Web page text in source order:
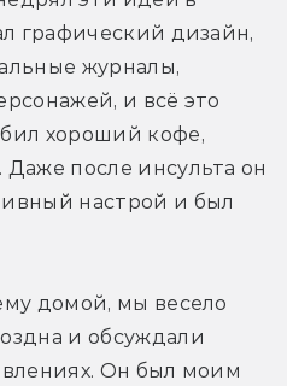
графический дизайн,
журналы,
и всё это
хороший кофе,
после инсульта он
настрой и был
домой, мы весело
и обсуждали
Он был моим